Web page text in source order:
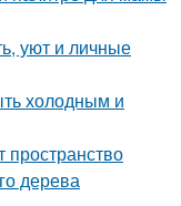
уют и личные
холодным и
дерева